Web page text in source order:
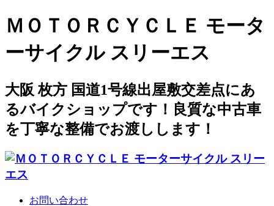
ＭＯＴＯＲＣＹＣＬＥ モータ
ーサイクル スリーエス
大阪 枚方 国道1号線出屋敷交差点にあ
るバイクショップです！良質な中古車
を丁寧な整備でお渡しします！
お問い合わせ